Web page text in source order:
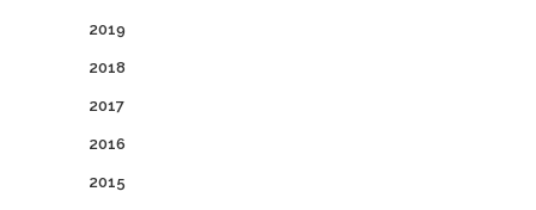
2019
2018
2017
2016
2015